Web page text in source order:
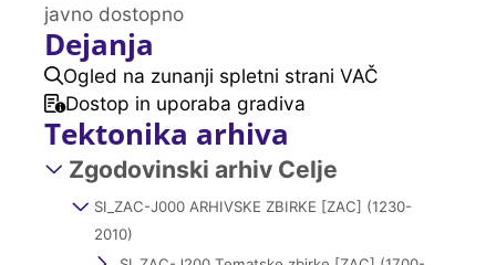
javno dostopno
Dejanja
Ogled na zunanji spletni strani VAČ
Dostop in uporaba gradiva
Tektonika arhiva
Zgodovinski arhiv Celje
SI_ZAC-J000 ARHIVSKE ZBIRKE [ZAC] (1230-
2010)